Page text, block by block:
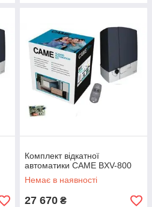
Комплект відкатної
автоматики CAME BXV-800
Немає в наявності
27 670 ₴